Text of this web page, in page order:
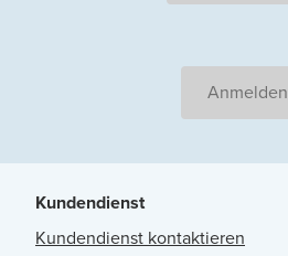
Anmelden
Kundendienst
Kundendienst kontaktieren